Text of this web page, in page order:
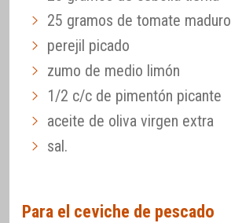
25 gramos de tomate maduro
perejil picado
zumo de medio limón
1/2 c/c de pimentón picante
aceite de oliva virgen extra
sal.
Para el ceviche de pescado